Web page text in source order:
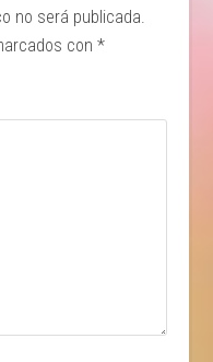
no será publicada.
con*